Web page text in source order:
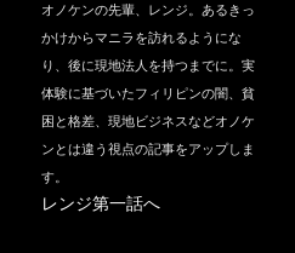
オノケンの先輩、レンジ。あるきっ
かけからマニラを訪れるようにな
り、後に現地法人を持つまでに。実
体験に基づいたフィリピンの闇、貧
困と格差、現地ビジネスなどオノケ
ンとは違う視点の記事をアップしま
す。
レンジ第一話へ